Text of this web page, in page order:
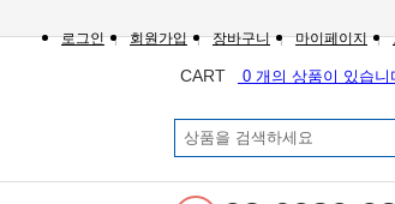
로그인 회원가입 장바구니 마이페이지
CART 0 개의 상품이 있습니